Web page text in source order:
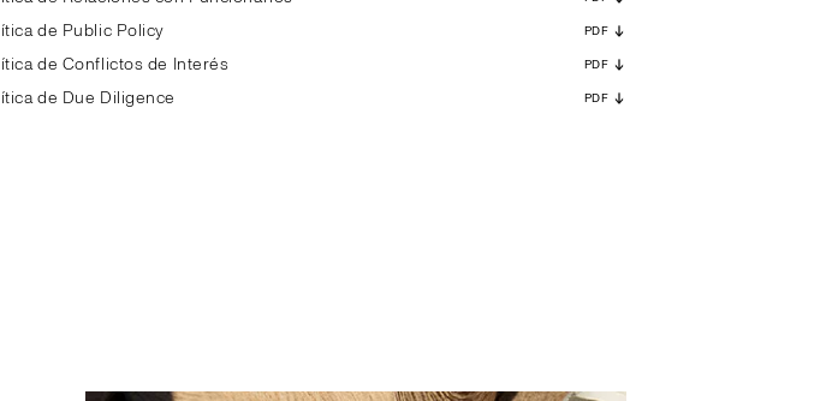
de Public Policy PDF
de Conflictos de Interés PDF
de Due Diligence PDF